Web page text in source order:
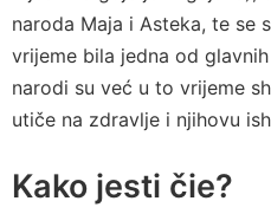
naroda Maja i Asteka, te se
vrijeme bila jedna od
narodi su već u to vrijeme
utiče na zdravlje i njihovu
Kako jesti čie?